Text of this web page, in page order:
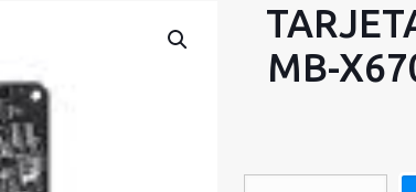
MB-